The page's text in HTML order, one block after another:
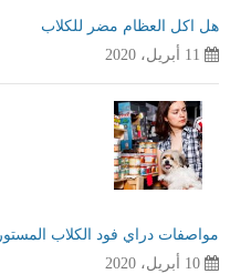
هل اكل العظام مضر للكلاب
11 أبريل، 2020
مواصفات دراي فود الكلاب
10 أبريل، 2020